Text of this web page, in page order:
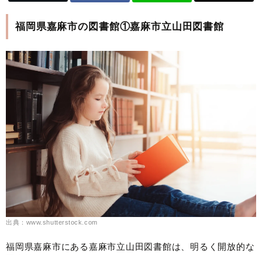
福岡県嘉麻市の図書館①嘉麻市立山田図書館
出典：www.shutterstock.com
福岡県嘉麻市にある嘉麻市立山田図書館は、明るく開放的な